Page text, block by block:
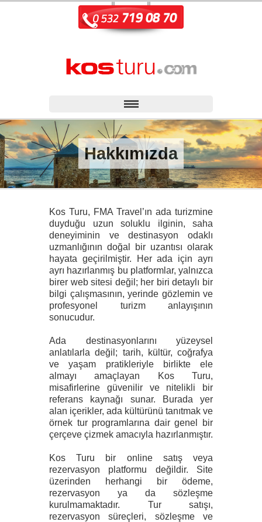
Hakkımızda
Kos Turu, FMA Travel’ın ada turizmine
duyduğu uzun soluklu ilginin, saha
deneyiminin ve destinasyon odaklı
uzmanlığının doğal bir uzantısı olarak
hayata geçirilmiştir. Her ada için ayrı
ayrı hazırlanmış bu platformlar, yalnızca
birer web sitesi değil; her biri detaylı bir
bilgi çalışmasının, yerinde gözlemin ve
profesyonel turizm anlayışının
sonucudur.
Ada destinasyonlarını yüzeysel
anlatılarla değil; tarih, kültür, coğrafya
ve yaşam pratikleriyle birlikte ele
almayı amaçlayan Kos Turu,
misafirlerine güvenilir ve nitelikli bir
referans kaynağı sunar. Burada yer
alan içerikler, ada kültürünü tanıtmak ve
örnek tur programlarına dair genel bir
çerçeve çizmek amacıyla hazırlanmıştır.
Kos Turu bir online satış veya
rezervasyon platformu değildir. Site
üzerinden herhangi bir ödeme,
rezervasyon ya da sözleşme
kurulmamaktadır. Tur satışı,
rezervasyon süreçleri, sözleşme ve